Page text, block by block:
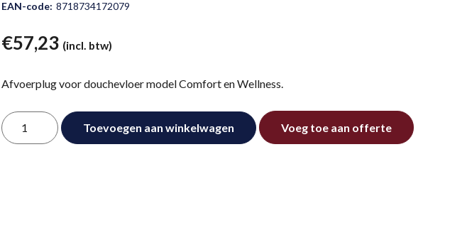
EAN-code: 8718734172079
€57,23 (incl. btw)
Afvoerplug voor douchevloer model Comfort en Wellness.
Afvoerplug
911
Toevoegen aan winkelwagen Voeg toe aan offerte
Alternative: